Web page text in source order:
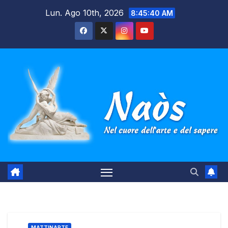
Lun. Ago 10th, 2026 8:45:41 AM